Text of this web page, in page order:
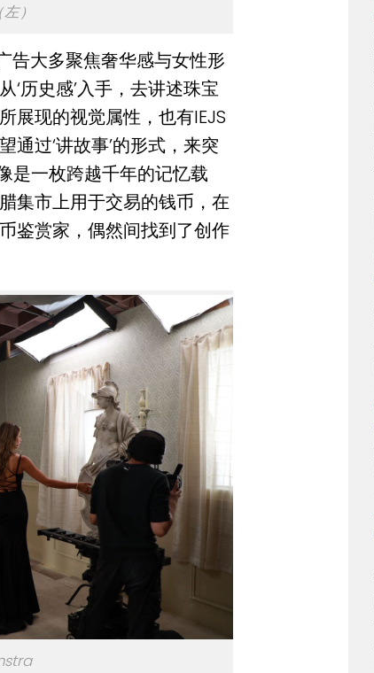
）
大多聚焦奢华感与女性形
‘历史感’入手，去讲述珠宝
展现的视觉属性，也有IEJS
过‘讲故事’的形式，来突
是一枚跨越千年的记忆载
集市上用于交易的钱币，在
鉴赏家，偶然间找到了创作